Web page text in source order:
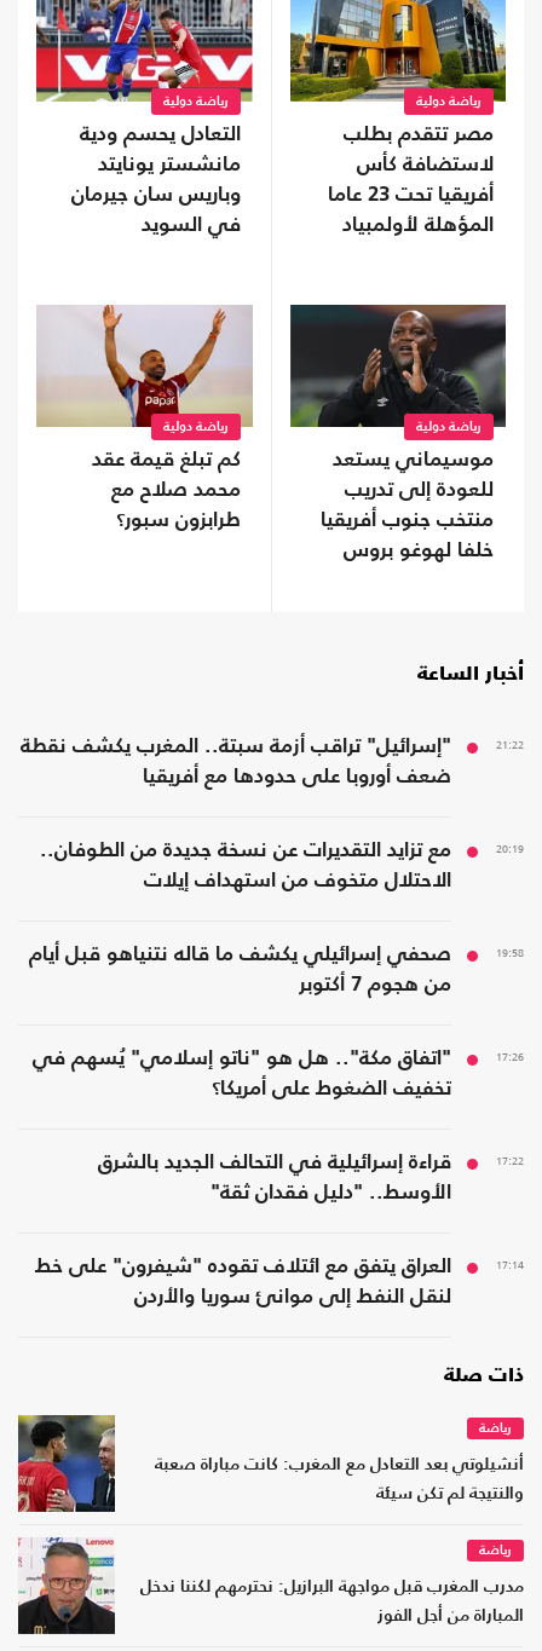
رياضة دولية
مصر تتقدم بطلب
لاستضافة كأس
أفريقيا تحت 23 عاما
المؤهلة لأولمبياد
رياضة دولية
التعادل يحسم ودية
مانشستر يونايتد
وباريس سان جيرمان
في السويد
رياضة دولية
موسيماني يستعد
للعودة إلى تدريب
منتخب جنوب أفريقيا
خلفا لهوغو بروس
رياضة دولية
كم تبلغ قيمة عقد
محمد صلاح مع
طرابزون سبور؟
أخبار الساعة
21:22
"إسرائيل" تراقب أزمة سبتة.. المغرب يكشف نقطة
ضعف أوروبا على حدودها مع أفريقيا
20:19
مع تزايد التقديرات عن نسخة جديدة من الطوفان..
الاحتلال متخوف من استهداف إيلات
19:58
صحفي إسرائيلي يكشف ما قاله نتنياهو قبل أيام
من هجوم 7 أكتوبر
17:26
"اتفاق مكة".. هل هو "ناتو إسلامي" يُسهم في
تخفيف الضغوط على أمريكا؟
17:22
قراءة إسرائيلية في التحالف الجديد بالشرق
الأوسط.. "دليل فقدان ثقة"
17:14
العراق يتفق مع ائتلاف تقوده "شيفرون" على خط
لنقل النفط إلى موانئ سوريا والأردن
ذات صلة
رياضة
أنشيلوتي بعد التعادل مع المغرب: كانت مباراة صعبة
والنتيجة لم تكن سيئة
رياضة
مدرب المغرب قبل مواجهة البرازيل: نحترمهم لكننا ندخل
المباراة من أجل الفوز